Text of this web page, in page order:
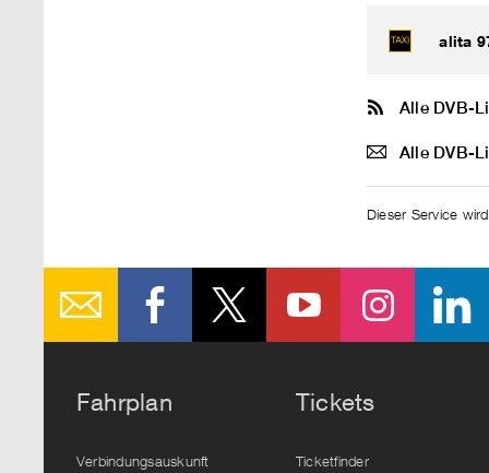
alita
Alle DVB-
Alle DVB-
Dieser Service
Fahrplan
Verbindungsauskunft
Tickets
Ticketfinder